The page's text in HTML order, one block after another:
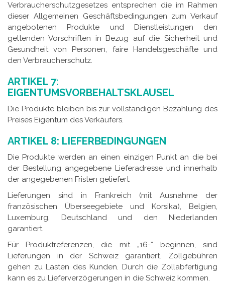
Verbraucherschutzgesetzes entsprechen die im Rahmen
dieser Allgemeinen Geschäftsbedingungen zum Verkauf
angebotenen Produkte und Dienstleistungen den
geltenden Vorschriften in Bezug auf die Sicherheit und
Gesundheit von Personen, faire Handelsgeschäfte und
den Verbraucherschutz.
ARTIKEL 7:
EIGENTUMSVORBEHALTSKLAUSEL
Die Produkte bleiben bis zur vollständigen Bezahlung des
Preises Eigentum des Verkäufers.
ARTIKEL 8: LIEFERBEDINGUNGEN
Die Produkte werden an einen einzigen Punkt an die bei
der Bestellung angegebene Lieferadresse und innerhalb
der angegebenen Fristen geliefert.
Lieferungen sind in Frankreich (mit Ausnahme der
französischen Überseegebiete und Korsika), Belgien,
Luxemburg, Deutschland und den Niederlanden
garantiert.
Für Produktreferenzen, die mit „16-“ beginnen, sind
Lieferungen in der Schweiz garantiert. Zollgebühren
gehen zu Lasten des Kunden. Durch die Zollabfertigung
kann es zu Lieferverzögerungen in die Schweiz kommen.